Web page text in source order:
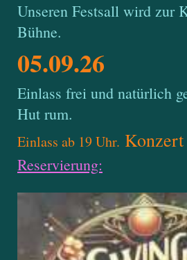
Unseren Festsall wird zur
Bühne.
05.09.26
Einlass frei und natürlich
Hut rum.
Einlass ab 19 Uhr.
Reservierung: